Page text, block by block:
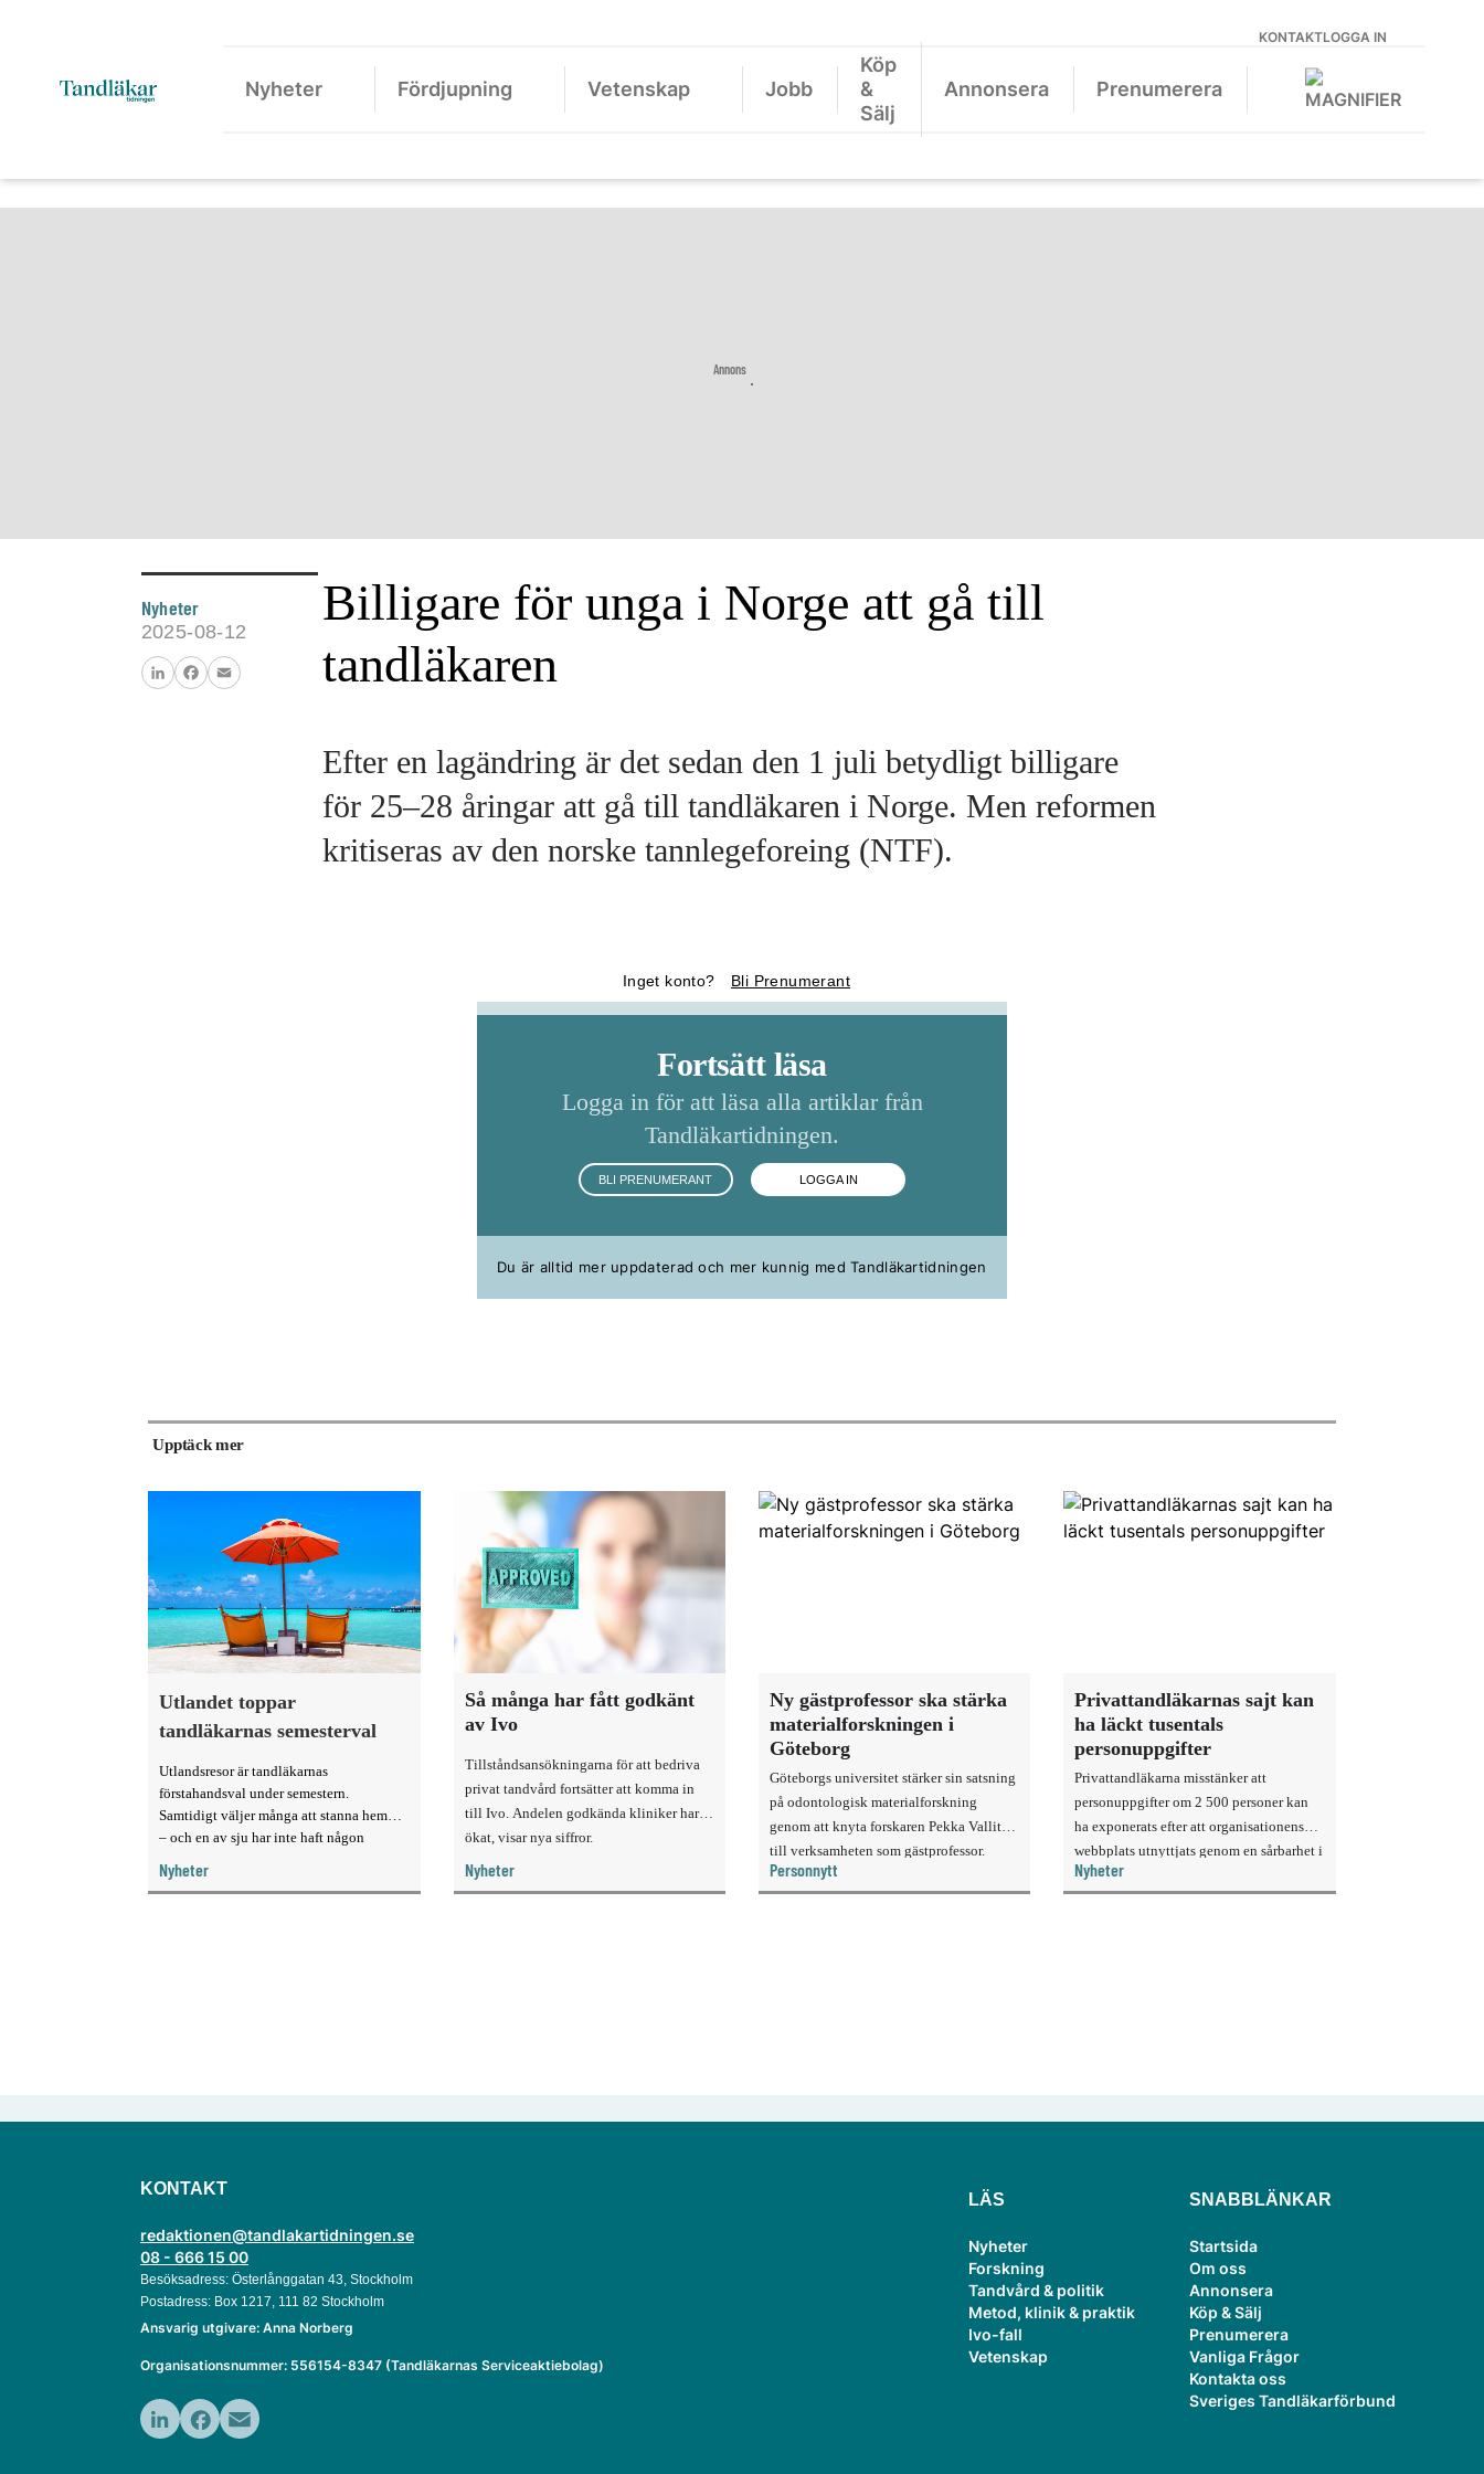
KONTAKTLOGGA IN
Nyheter Fördjupning Vetenskap Jobb
Köp
&
Sälj
Annonsera Prenumerera
Annons
Nyheter
2025-08-12
FacebookEmail
Billigare för unga i Norge att gå till
tandläkaren
Efter en lagändring är det sedan den 1 juli betydligt billigare
för 25–28 åringar att gå till tandläkaren i Norge. Men reformen
kritiseras av den norske tannlegeforeing (NTF).
Inget konto? Bli Prenumerant
Fortsätt läsa
Logga in för att läsa alla artiklar från
Tandläkartidningen.
BLI PRENUMERANT LOGGA IN
Du är alltid mer uppdaterad och mer kunnig med Tandläkartidningen
Upptäck mer
Utlandet toppar
tandläkarnas semesterval
Utlandsresor är tandläkarnas
förstahandsval under semestern.
Samtidigt väljer många att stanna hemma
– och en av sju har inte haft någon
fråga".
Nyheter
Så många har fått godkänt
av Ivo
Tillståndsansökningarna för att bedriva
privat tandvård fortsätter att komma in
till Ivo. Andelen godkända kliniker har
ökat, visar nya siffror.
Nyheter
Ny gästprofessor ska stärka
materialforskningen i
Göteborg
Göteborgs universitet stärker sin satsning
på odontologisk materialforskning
genom att knyta forskaren Pekka Vallittu
till verksamheten som gästprofessor.
Personnytt
Privattandläkarnas sajt kan
ha läckt tusentals
personuppgifter
Privattandläkarna misstänker att
personuppgifter om 2 500 personer kan
ha exponerats efter att organisationens
webbplats utnyttjats genom en sårbarhet i
ett publiceringsverktyg.
Nyheter
KONTAKT
redaktionen@tandlakartidningen.se
08 - 666 15 00
Besöksadress: Österlånggatan 43, Stockholm
Postadress: Box 1217, 111 82 Stockholm
Ansvarig utgivare: Anna Norberg
Organisationsnummer: 556154-8347 (Tandläkarnas Serviceaktiebolag)
LÄS
Nyheter
Forskning
Tandvård & politik
Metod, klinik & praktik
Ivo-fall
Vetenskap
SNABBLÄNKAR
Startsida
Om oss
Annonsera
Köp & Sälj
Prenumerera
Vanliga Frågor
Kontakta oss
Sveriges Tandläkarförbund